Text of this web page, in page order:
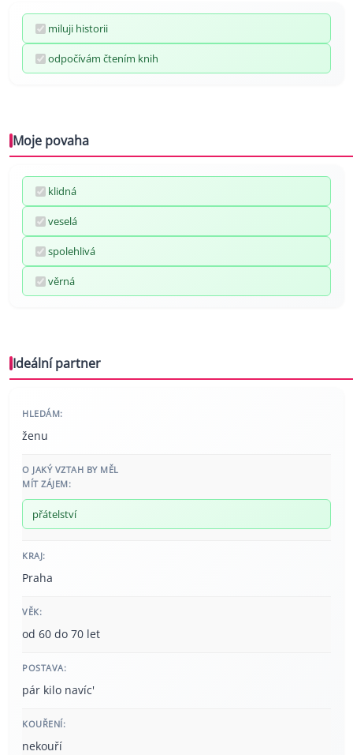
miluji historii
odpočívám čtením knih
Moje povaha
klidná
veselá
spolehlivá
věrná
Ideální partner
HLEDÁM:
ženu
O JAKÝ VZTAH BY MĚL
MÍT ZÁJEM:
přátelství
KRAJ:
Praha
VĚK:
od 60 do 70 let
POSTAVA:
pár kilo navíc'
KOUŘENÍ:
nekouří